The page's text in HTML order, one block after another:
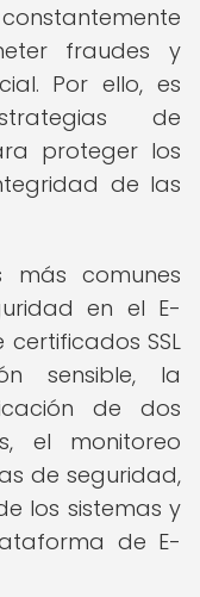
fraudes y
Por ello, es
de
proteger los
de las
más comunes
en el E-
SSL
sensible, la
de dos
el monitoreo
de seguridad,
los sistemas y
de E-